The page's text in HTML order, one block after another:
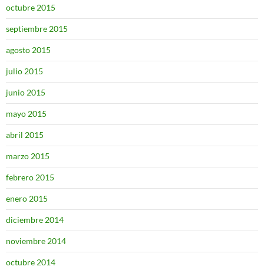
octubre 2015
septiembre 2015
agosto 2015
julio 2015
junio 2015
mayo 2015
abril 2015
marzo 2015
febrero 2015
enero 2015
diciembre 2014
noviembre 2014
octubre 2014